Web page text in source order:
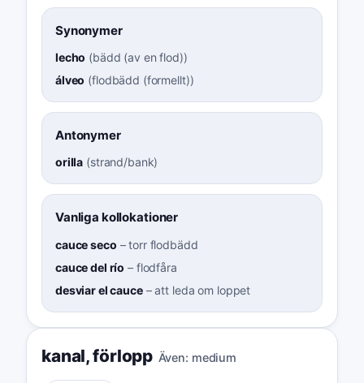
Synonymer
lecho (bädd (av en flod))
álveo (flodbädd (formellt))
Antonymer
orilla (strand/bank)
Vanliga kollokationer
cauce seco –torr flodbädd
cauce del río – flodfåra
desviar el cauce–att leda om loppet
kanal,förlopp Även: medium